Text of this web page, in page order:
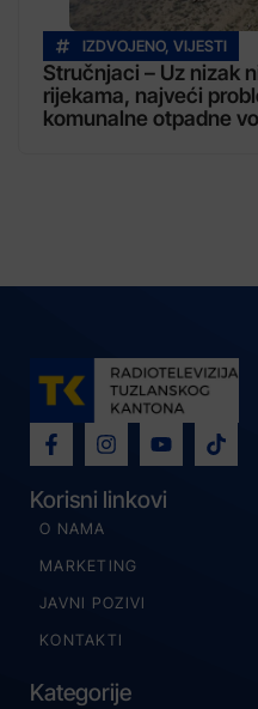
IZDVOJENO, VIJESTI
Stručnjaci – Uz nizak
rijekama, najveći
komunalne otpadne
Korisni linkovi
O NAMA
MARKETING
JAVNI POZIVI
KONTAKTI
Kategorije